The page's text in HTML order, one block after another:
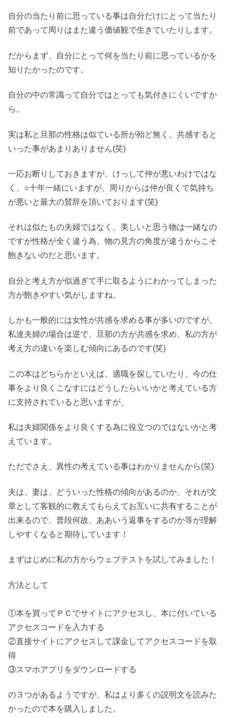
自分の当たり前に思っている事は自分だけにとって当たり
前であって周りはまた違う価値観で生きていたりします。
だからまず、自分にとって何を当たり前に思っているかを
知りたかったのです。
自分の中の常識って自分ではとっても気付きにくいですか
ら。
実は私と旦那の性格は似ている所が殆ど無く、共感すると
いった事があまりありません(笑)
一応お断りしておきますが、けっして仲が悪いわけではな
く、○十年一緒にいますが、周りからは仲が良くて気持ち
が悪いと最大の賛辞を頂いております(笑)
それは似たもの夫婦ではなく、美しいと思う物は一緒なの
ですが性格が全く違う為、物の見方の角度が違うからこそ
飽きないのだと思います。
自分と考え方が似過ぎて手に取るようにわかってしまった
方が飽きやすい気がしますね。
しかも一般的には女性が共感を求める事が多いのですが、
私達夫婦の場合は逆で、旦那の方が共感を求め、私の方が
考え方の違いを楽しむ傾向にあるのです(笑)
この本はどちらかといえば、適職を探していたり、今の仕
事をより良くこなすにはどうしたらいいかと考えている方
に支持されていると思いますが、
私は夫婦関係をより良くする為に役立つのではないかと考
えています。
ただでさえ、異性の考えている事はわかりませんから(笑)
夫は、妻は、どういった性格の傾向があるのか、それが文
章として客観的に教えてもらえてお互いに共有することが
出来るので、普段何故、ああいう返事をするのか等が理解
しやすくなると期待しています！
まずはじめに私の方からウェブテストを試してみました！
方法として
①本を買ってＰＣでサイトにアクセスし、本に付いている
アクセスコードを入力する
②直接サイトにアクセスして課金してアクセスコードを取
得
③スマホアプリをダウンロードする
の３つがあるようですが、私はより多くの説明文を読みた
かったので本を購入しました。